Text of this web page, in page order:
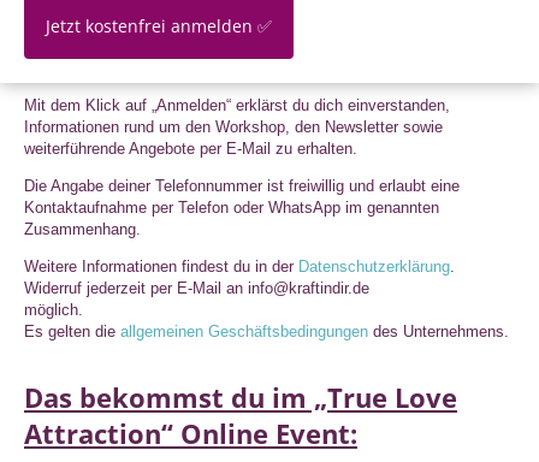
Jetzt kostenfrei anmelden ✅
Mit dem Klick auf „Anmelden“ erklärst du dich einverstanden,
Informationen rund um den Workshop, den Newsletter sowie
weiterführende Angebote per E-Mail zu erhalten.
Die Angabe deiner Telefonnummer ist freiwillig und erlaubt eine
Kontaktaufnahme per Telefon oder WhatsApp im genannten
Zusammenhang.
Weitere Informationen findest du in der Datenschutzerklärung.
Widerruf jederzeit per E-Mail an info@kraftindir.de
möglich.
Es gelten die allgemeinen Geschäftsbedingungen des Unternehmens.
Das bekommst du im „True Love
Attraction“ Online Event: